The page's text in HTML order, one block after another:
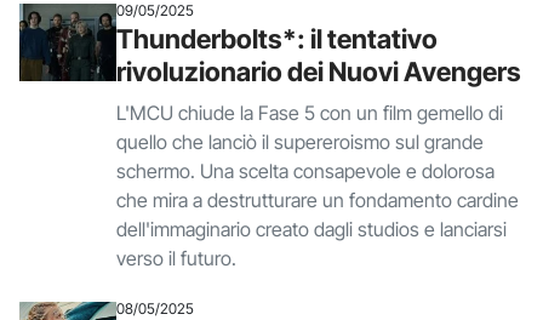
09/05/2025
Thunderbolts*: il tentativo
rivoluzionario dei Nuovi Avengers
L'MCU chiude la Fase 5 con un film gemello di
quello che lanciò il supereroismo sul grande
schermo. Una scelta consapevole e dolorosa
che mira a destrutturare un fondamento cardine
dell'immaginario creato dagli studios e lanciarsi
verso il futuro.
08/05/2025